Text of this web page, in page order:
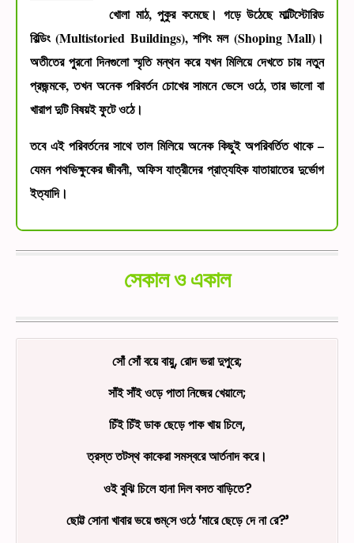
খোলা মাঠ, পুকুর কমেছে। গড়ে উঠেছে মাল্টিস্টোরিড
বিল্ডিং (Multistoried Buildings), শপিং মল (Shoping Mall)।
অতীতের পুরনো দিনগুলো স্মৃতি মন্থন করে যখন মিলিয়ে দেখতে চায় নতুন
প্রজন্মকে, তখন অনেক পরিবর্তন চোখের সামনে ভেসে ওঠে, তার ভালো বা
খারাপ দুটি বিষয়ই ফুটে ওঠে।
তবে এই পরিবর্তনের সাথে তাল মিলিয়ে অনেক কিছুই অপরিবর্তিত থাকে –
যেমন পথভিক্ষুকের জীবনী, অফিস যাত্রীদের প্রাত্যহিক যাতায়াতের দুর্ভোগ
ইত্যাদি।
সেকাল ও একাল
সোঁ সোঁ বয়ে বায়ু, রোদ ভরা দুপুরে;
সাঁই সাঁই ওড়ে পাতা নিজের খেয়ালে;
চিঁই চিঁই ডাক ছেড়ে পাক খায়চিলে,
ত্রস্ত তটস্থকাকেরাসমস্বরে আর্তনাদ করে।
ওই বুঝি চিলে হানা দিল বসত বাড়িতে?
ছোট্ট সোনা খাবার ভয়ে গুম্‌সে ওঠে ‘মারে ছেড়ে দে না রে?’